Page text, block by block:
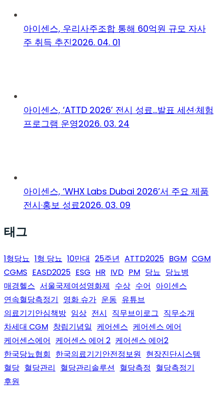
아이센스, 우리사주조합 통해 60억원 규모 자사
주 취득 추진2026. 04. 01
아이센스, ‘ATTD 2026’ 전시 성료…발표 세션·체험
프로그램 운영2026. 03. 24
아이센스, ‘WHX Labs Dubai 2026’서 주요 제품
전시·홍보 성료2026. 03. 09
태그
1형당뇨 1형 당뇨 10만대 25주년 ATTD2025 BGM CGM
CGMS EASD2025 ESG HR IVD PM 당뇨 당뇨병
매경헬스 서울국제여성영화제 수상 수어 아이센스
연속혈당측정기 영화 슈가 운동 유튜브
의료기기안심책방 임상 전시 직무브이로그 직무소개
차세대 CGM 창립기념일 케어센스 케어센스 에어
케어센스에어 케어센스 에어 2 케어센스 에어2
한국당뇨협회 한국의료기기안전정보원 현장진단시스템
혈당 혈당관리 혈당관리솔루션 혈당측정 혈당측정기
후원